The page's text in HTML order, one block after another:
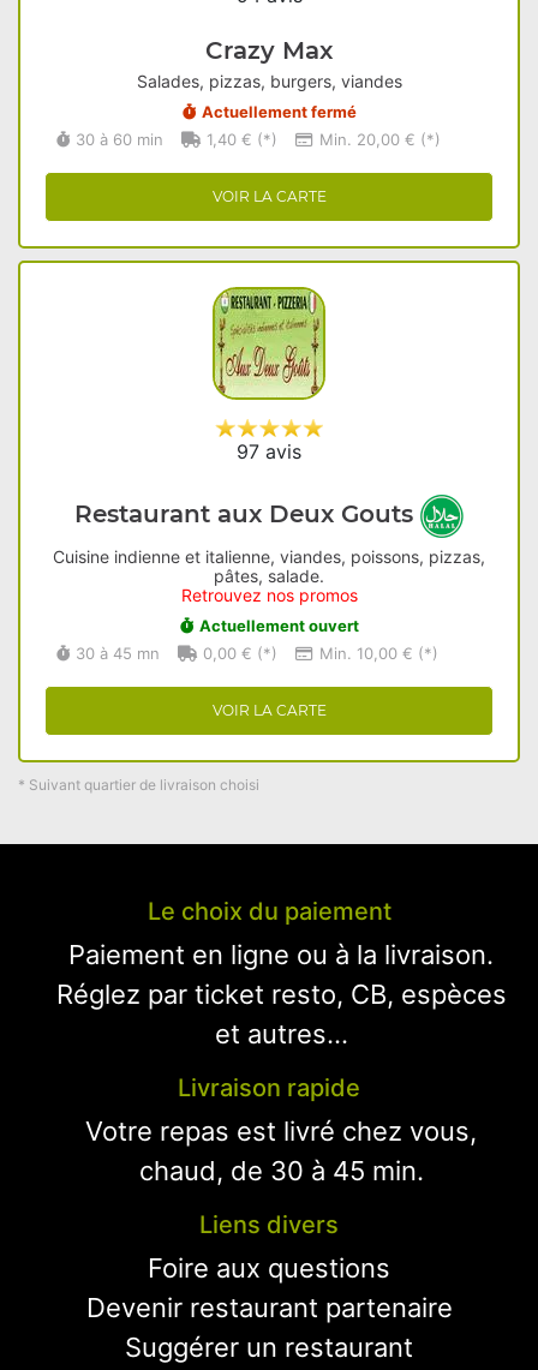
Crazy Max
Salades, pizzas, burgers, viandes
Actuellement fermé
30 à 60 min
1,40 € (*) Min. 20,00 € (*)
VOIR LA CARTE
97 avis
Restaurant aux Deux Gouts
Cuisine indienne et italienne, viandes, poissons, pizzas,
pâtes, salade.
Retrouvez nos promos
Actuellement ouvert
30 à 45 mn
0,00 € (*) Min. 10,00 € (*)
VOIR LA CARTE
* Suivant quartier de livraison choisi
Le choix du paiement
Paiement en ligne ou à la livraison.
Réglez par ticket resto, CB, espèces
et autres...
Livraison rapide
Votre repas est livré chez vous,
chaud, de 30 à 45 min.
Liens divers
Foire aux questions
Devenir restaurant partenaire
Suggérer un restaurant